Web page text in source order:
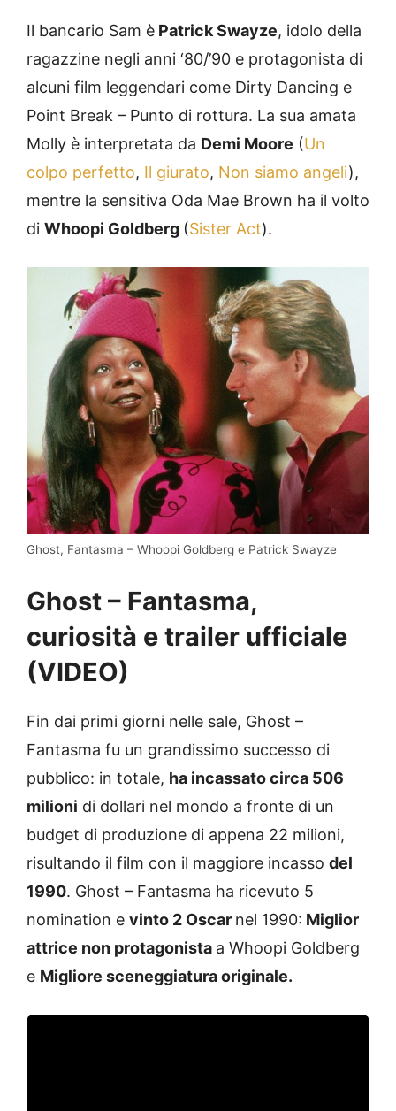
Il bancario Sam è Patrick Swayze, idolo della
ragazzine negli anni ‘80/’90 e protagonista di
alcuni film leggendari come Dirty Dancing e
Point Break – Punto di rottura. La sua amata
Molly è interpretata da Demi Moore (Un
colpo perfetto, Il giurato, Non siamo angeli),
mentre la sensitiva Oda Mae Brown ha il volto
di Whoopi Goldberg (Sister Act).
Ghost, Fantasma – Whoopi Goldberg e Patrick Swayze
Ghost – Fantasma,
curiosità e trailer ufficiale
(VIDEO)
Fin dai primi giorni nelle sale, Ghost –
Fantasma fu un grandissimo successo di
pubblico: in totale, ha incassato circa 506
milioni di dollari nel mondo a fronte di un
budget di produzione di appena 22 milioni,
risultando il film con il maggiore incasso del
1990. Ghost – Fantasma ha ricevuto 5
nomination e vinto 2 Oscar nel 1990: Miglior
attrice non protagonista a Whoopi Goldberg
e Migliore sceneggiatura originale.